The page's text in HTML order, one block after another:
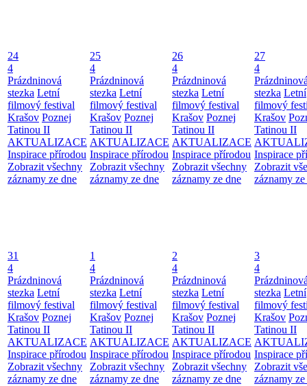
24
4
Prázdninová
stezka Letní
filmový festival
Krašov Poznej
Tatinou II
AKTUALIZACE
Inspirace přírodou
Zobrazit všechny
záznamy ze dne
25
4
Prázdninová
stezka Letní
filmový festival
Krašov Poznej
Tatinou II
AKTUALIZACE
Inspirace přírodou
Zobrazit všechny
záznamy ze dne
26
4
Prázdninová
stezka Letní
filmový festival
Krašov Poznej
Tatinou II
AKTUALIZACE
Inspirace přírodou
Zobrazit všechny
záznamy ze dne
27
4
stezka Letní
filmový
Krašov
Tatinou II
Inspirace
Zobrazit
záznamy
31
4
Prázdninová
stezka Letní
filmový festival
Krašov Poznej
Tatinou II
AKTUALIZACE
Inspirace přírodou
Zobrazit všechny
záznamy ze dne
1
4
Prázdninová
stezka Letní
filmový festival
Krašov Poznej
Tatinou II
AKTUALIZACE
Inspirace přírodou
Zobrazit všechny
záznamy ze dne
2
4
Prázdninová
stezka Letní
filmový festival
Krašov Poznej
Tatinou II
AKTUALIZACE
Inspirace přírodou
Zobrazit všechny
záznamy ze dne
3
4
stezka Letní
filmový
Krašov
Tatinou II
Inspirace
Zobrazit
záznamy